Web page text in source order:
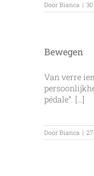
DoorBianca |
Bewegen
Van verre
pédale”. […]
DoorBianca |